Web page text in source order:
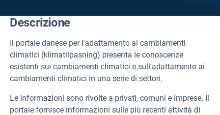
Descrizione
Il portale danese per l'adattamento ai cambiamenti
climatici (klimatilpasning) presenta le conoscenze
esistenti sui cambiamenti climatici e sull'adattamento ai
cambiamenti climatici in una serie di settori.
Le informazioni sono rivolte a privati, comuni e imprese. Il
portale fornisce informazioni sulle più recenti attività di